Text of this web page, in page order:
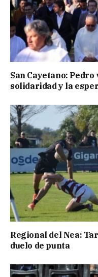
San Cayetano:
solidaridad y la
Regional del Nea:
duelo de punta